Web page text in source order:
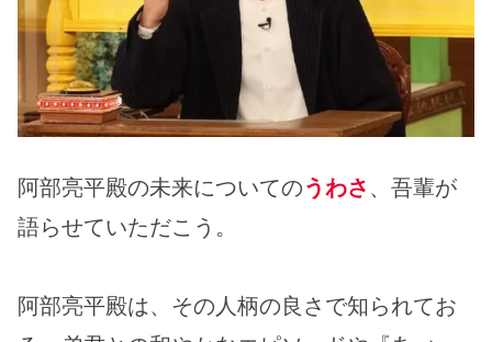
阿部亮平殿の未来についてのうわさ 、吾輩が
語らせていただこう。
阿部亮平殿は、その人柄の良さで知られてお